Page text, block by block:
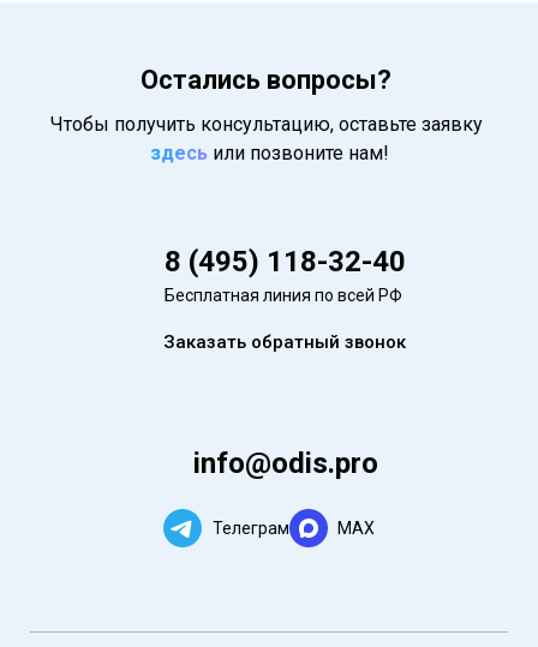
Остались вопросы?
Чтобы получить консультацию, оставьте заявку
здесь или позвоните нам!
8 (495) 118-32-40
Бесплатная линия по всей РФ
Заказать обратный звонок
info@odis.pro
Телеграм MAX